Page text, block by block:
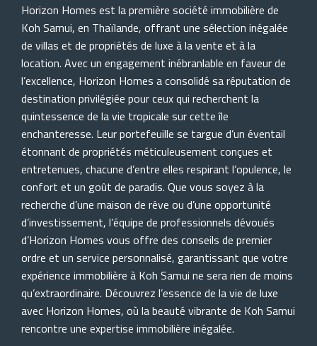
Horizon Homes est la première société immobilière de
Koh Samui, en Thaïlande, offrant une sélection inégalée
de villas et de propriétés de luxe à la vente et à la
location. Avec un engagement inébranlable en faveur de
l’excellence, Horizon Homes a consolidé sa réputation de
destination privilégiée pour ceux qui recherchent la
quintessence de la vie tropicale sur cette île
enchanteresse. Leur portefeuille se targue d’un éventail
étonnant de propriétés méticuleusement conçues et
entretenues, chacune d’entre elles respirant l’opulence, le
confort et un goût de paradis. Que vous soyez à la
recherche d’une maison de rêve ou d’une opportunité
d’investissement, l’équipe de professionnels dévoués
d’Horizon Homes vous offre des conseils de premier
ordre et un service personnalisé, garantissant que votre
expérience immobilière à Koh Samui ne sera rien de moins
qu’extraordinaire. Découvrez l’essence de la vie de luxe
avec Horizon Homes, où la beauté vibrante de Koh Samui
rencontre une expertise immobilière inégalée.